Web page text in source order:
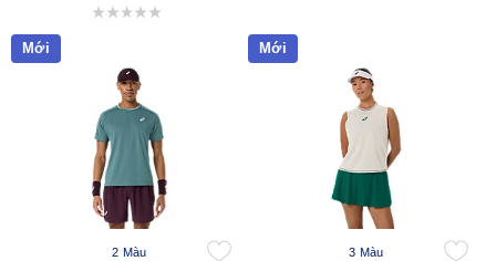
0.0 trong số 5 sao.
Mới
2 Màu
Mới
3 Màu